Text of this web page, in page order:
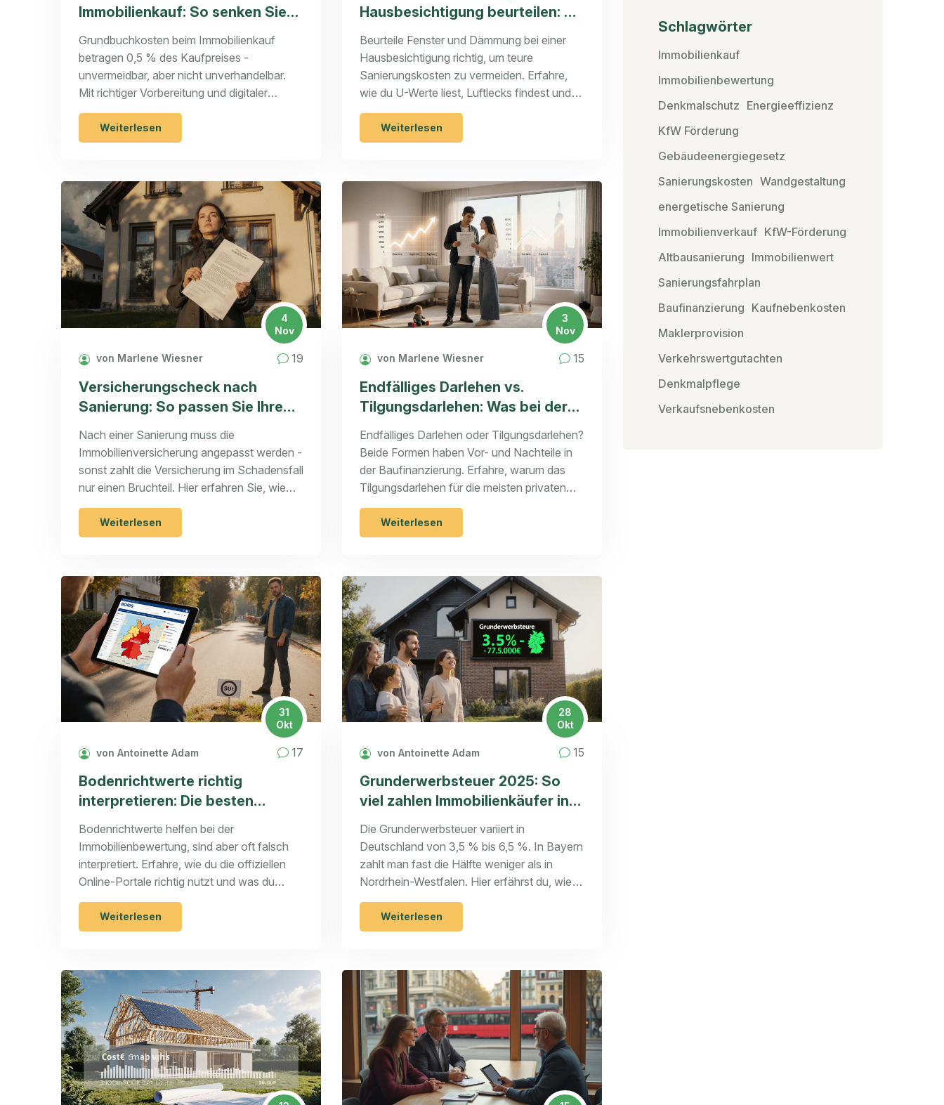
Immobilienkauf: So senken Sie
die Ausgaben
Grundbuchkosten beim Immobilienkauf
betragen 0,5 % des Kaufpreises -
unvermeidbar, aber nicht unverhandelbar.
Mit richtiger Vorbereitung und digitaler
Anmeldung lassen sich Zusatzkosten
vermeiden und bis zu 10 % sparen.
Weiterlesen
Hausbesichtigung beurteilen: So
erkennen Sie teure Mängel vor
dem Kauf
Beurteile Fenster und Dämmung bei einer
Hausbesichtigung richtig, um teure
Sanierungskosten zu vermeiden. Erfahre,
wie du U-Werte liest, Luftlecks findest und
Schimmel erkennst - mit praktischen Tipps
für Käufer in Deutschland und Österreich.
Weiterlesen
4
Nov
von Marlene Wiesner 19
Versicherungscheck nach
Sanierung: So passen Sie Ihre
an
Nach einer Sanierung muss die
Immobilienversicherung angepasst werden -
sonst zahlt die Versicherung im Schadensfall
nur einen Bruchteil. Hier erfahren Sie, wie
Sie den Versicherungscheck richtig
durchführen und Unterdeckungen
vermeiden.
Weiterlesen
3
Nov
von Marlene Wiesner 15
Endfälliges Darlehen vs.
Tilgungsdarlehen: Was bei der
ist
Endfälliges Darlehen oder Tilgungsdarlehen?
Beide Formen haben Vor- und Nachteile in
der Baufinanzierung. Erfahre, warum das
Tilgungsdarlehen für die meisten privaten
Bauherren die sicherere und günstigere Wahl
ist - und wann das endfällige Darlehen
wirklich sinnvoll sein kann.
Weiterlesen
31
Okt
von Antoinette Adam 17
Bodenrichtwerte richtig
interpretieren: Die besten
Immobilienkäufer
Bodenrichtwerte helfen bei der
Immobilienbewertung, sind aber oft falsch
interpretiert. Erfahre, wie du die offiziellen
Online-Portale richtig nutzt und was du
unbedingt beachten musst, bevor du kaufst.
Weiterlesen
28
Okt
von Antoinette Adam 15
Grunderwerbsteuer 2025: So
viel zahlen Immobilienkäufer in
Die Grunderwerbsteuer variiert in
Deutschland von 3,5 % bis 6,5 %. In Bayern
zahlt man fast die Hälfte weniger als in
Nordrhein-Westfalen. Hier erfährst du, wie
viel du 2025 in jedem Bundesland zahlen
musst - und wie du dich richtig vorbereitest.
Weiterlesen
Schlagwörter
Immobilienkauf
Immobilienbewertung
Denkmalschutz Energieeffizienz
KfW Förderung
Gebäudeenergiegesetz
Sanierungskosten Wandgestaltung
energetische Sanierung
Immobilienverkauf KfW-Förderung
Altbausanierung Immobilienwert
Sanierungsfahrplan
Baufinanzierung Kaufnebenkosten
Maklerprovision
Verkehrswertgutachten
Denkmalpflege
Verkaufsnebenkosten